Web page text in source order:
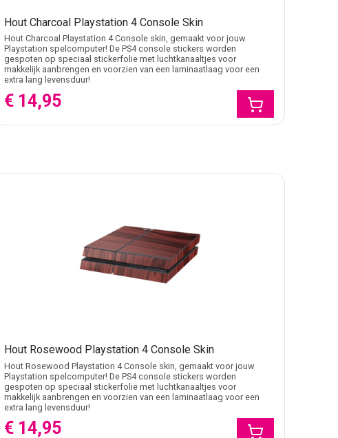
Hout Charcoal Playstation 4 Console Skin
Hout Charcoal Playstation 4 Console skin, gemaakt voor jouw
Playstation spelcomputer! De PS4 console stickers worden
gespoten op speciaal stickerfolie met luchtkanaaltjes voor
makkelijk aanbrengen en voorzien van een laminaatlaag voor een
extra lang levensduur!
€ 14,95
Hout Rosewood Playstation 4 Console Skin
Hout Rosewood Playstation 4 Console skin, gemaakt voor jouw
Playstation spelcomputer! De PS4 console stickers worden
gespoten op speciaal stickerfolie met luchtkanaaltjes voor
makkelijk aanbrengen en voorzien van een laminaatlaag voor een
extra lang levensduur!
€ 14,95